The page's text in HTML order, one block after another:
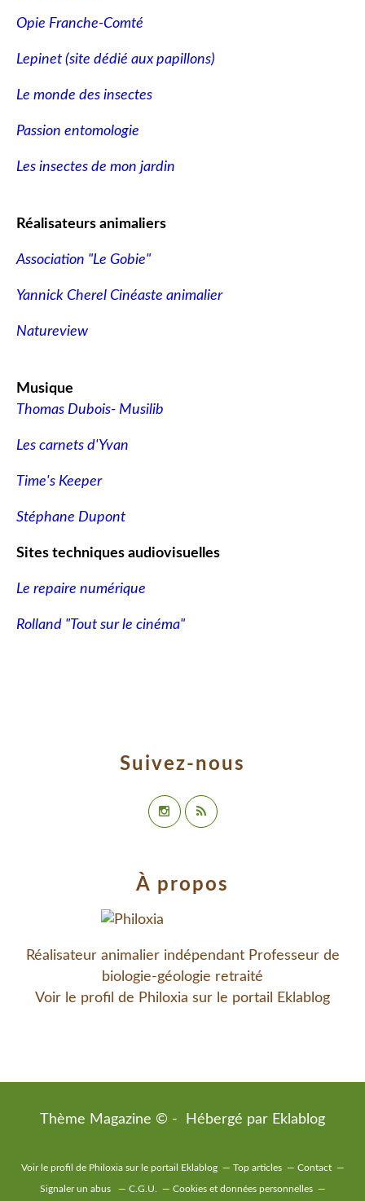
Suivez-nous
À propos
Réalisateur animalier indépendant Professeur de
biologie-géologie retraité
Voir le profil de Philoxia sur le portail Eklablog
Opie Franche-Comté
Lepinet (site dédié aux papillons)
Le monde des insectes
Passion entomologie
Les insectes de mon jardin
Réalisateurs animaliers
Association "Le Gobie"
Yannick Cherel Cinéaste animalier
Natureview
Musique
Thomas Dubois- Musilib
Les carnets d'Yvan
Time's Keeper
Stéphane Dupont
Sites techniques audiovisuelles
Le repaire numérique
Rolland "Tout sur le cinéma"
Thème Magazine © - Hébergé par Eklablog
Voir le profil de Philoxiasur le portail Eklablog Top articles Contact
Signaler un abus C.G.U. Cookies et données personnelles